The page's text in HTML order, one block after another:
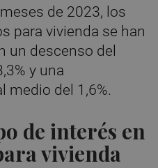
de 2023, los
para vivienda se han
un descenso del
y una
medio del 1,6%.
de interés en
vivienda